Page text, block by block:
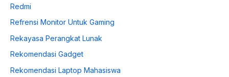
Redmi
Refrensi Monitor Untuk Gaming
Rekayasa Perangkat Lunak
Rekomendasi Gadget
Rekomendasi Laptop Mahasiswa